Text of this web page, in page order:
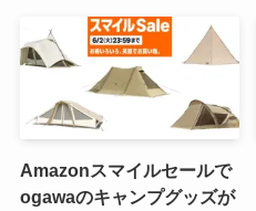
Amazonスマイルセールで
ogawaのキャンプグッズが